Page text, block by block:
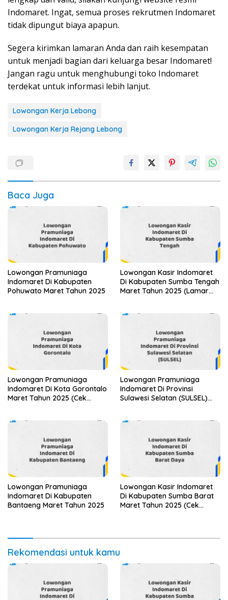
Indomaret. Ingat, semua proses rekrutmen Indomaret
tidak dipungut biaya apapun.
Segera kirimkan lamaran Anda dan raih kesempatan
untuk menjadi bagian dari keluarga besar Indomaret!
Jangan ragu untuk menghubungi toko Indomaret
terdekat untuk informasi lebih lanjut.
Lowongan Kerja Lebong
Lowongan Kerja Rejang Lebong
Baca Juga
Lowongan Pramuniaga
Indomaret Di Kabupaten
Pohuwato Maret Tahun 2025
Lowongan Kasir Indomaret
Di Kabupaten Sumba Tengah
Maret Tahun 2025 (Lamar
Lowongan Pramuniaga
Indomaret Di Kota Gorontalo
Maret Tahun 2025 (Cek
Lowongan Pramuniaga
Indomaret Di Provinsi
Sulawesi Selatan (SULSEL)
Lowongan Pramuniaga
Indomaret Di Kabupaten
Bantaeng Maret Tahun 2025
Lowongan Kasir Indomaret
Di Kabupaten Sumba Barat
Maret Tahun 2025 (Cek
Rekomendasi untuk kamu